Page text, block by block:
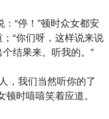
“停！”顿时众女都安
“你们呀，这样说来说
结果来。听我的。”
，我们当然听你的了
顿时嘻嘻笑着应道。